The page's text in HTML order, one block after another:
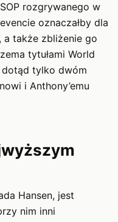
rozgrywanego w
oznaczałby dla
a także zbliżenie go
tytułami World
dotąd tylko dwóm
i Anthony’emu
Hansen, jest
nim inni